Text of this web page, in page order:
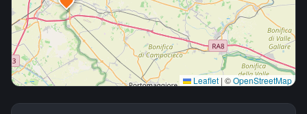
Leaflet | ©OpenStreetMap